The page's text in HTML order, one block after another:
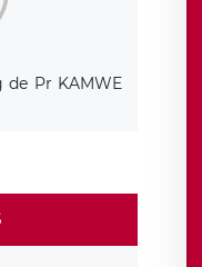
de Pr KAMWE